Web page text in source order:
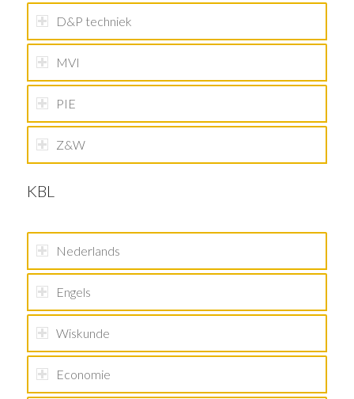
D&P techniek
MVI
PIE
Z&W
KBL
Nederlands
Engels
Wiskunde
Economie